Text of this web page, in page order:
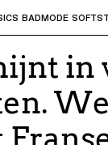
openen en
BADMODE
in